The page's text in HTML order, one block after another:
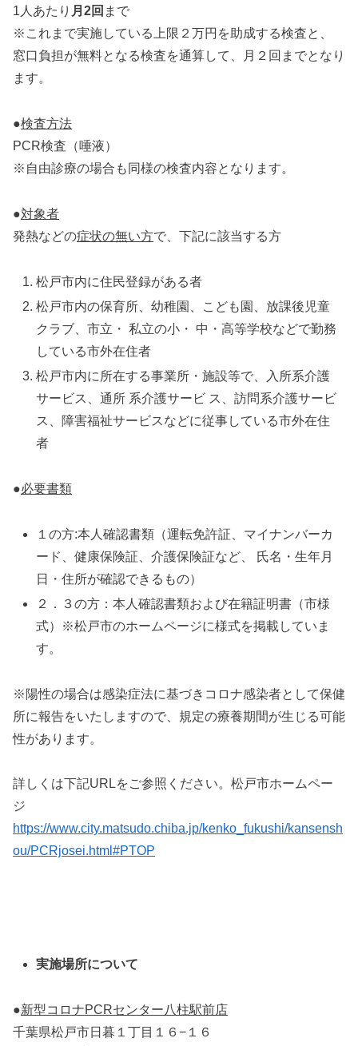
1人あたり 月2回 まで
※これまで実施している上限２万円を助成する検査と、
窓⼝負担が無料となる検査を通算して、⽉２回までとなり
ます。
●検査方法
PCR検査（唾液）
※自由診療の場合も同様の検査内容となります。
●対象者
発熱などの症状の無い方で、下記に該当する方
松戸市内に住民登録がある者
松戸市内の保育所、幼稚園、こども園、放課後児童
クラブ、市立・ 私立の小・ 中・高等学校などで勤務
している市外在住者
松戸市内に所在する事業所・施設等で、入所系介護
サービス、通所 系介護サービ ス、訪問系介護サービ
ス、障害福祉サービスなどに従事している市外在住
者
●必要書類
１の方:本人確認書類（運転免許証、マイナンバーカ
ード、健康保険証、介護保険証など、 氏名・生年月
日・住所が確認できるもの）
２．３の方：本人確認書類および在籍証明書（市様
式）※松戸市のホームページに様式を掲載していま
す。
※陽性の場合は感染症法に基づきコロナ感染者として保健
所に報告をいたしますので、規定の療養期間が生じる可能
性があります。
詳しくは下記URLをご参照ください。松戸市ホームペー
ジ
https://www.city.matsudo.chiba.jp/kenko_fukushi/kansensh
ou/PCRjosei.html#PTOP
実施場所について
●新型コロナPCRセンター八柱駅前店
千葉県松戸市日暮１丁目１６−１６